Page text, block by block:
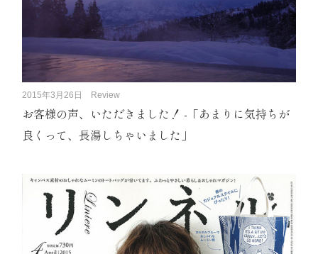
2015年3月26日 Review
お客様の声、いただきました！ -「あまりに気持ちが
良くって、長湯しちゃいました」